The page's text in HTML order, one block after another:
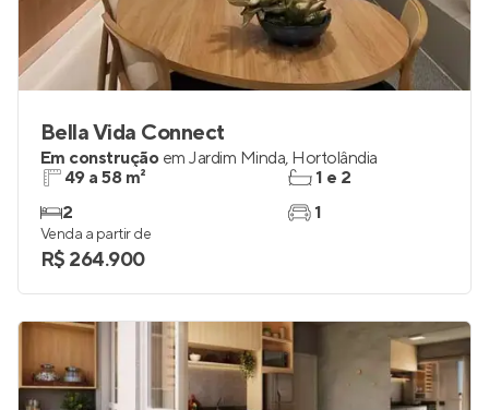
Bella Vida Connect
Em construção em Jardim Minda, Hortolândia
49 a 58 m²
2
1 e 2
1
Venda a partir de
R$ 264.900